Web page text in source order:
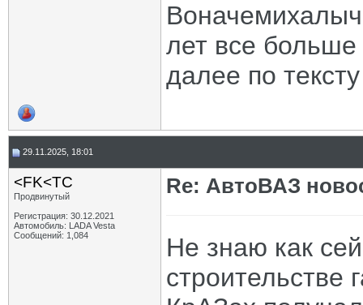
лет все
далее по тексту
29.11.2025, 18:01
<FK<TC
Продвинутый
Регистрация: 30.12.2021
Автомобиль: LADA Vesta
Сообщений: 1,084
Re: АвтоВАЗ
Не знаю как
строительстве